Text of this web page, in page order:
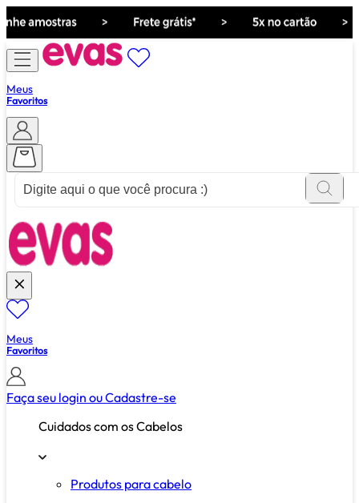
Meus
Favoritos
Meus
Favoritos
Faça seu login ouCadastre-se
Cuidados com os Cabelos
Produtos para cabelo